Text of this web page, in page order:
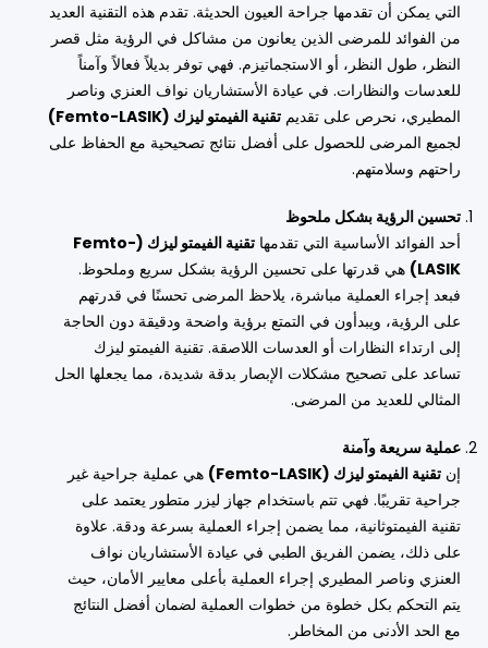
التي يمكن أن تقدمها جراحة العيون الحديثة. تقدم هذه التقنية العديد
من الفوائد للمرضى الذين يعانون من مشاكل في الرؤية مثل قصر
النظر، طول النظر، أو الاستجماتيزم. فهي توفر بديلاً فعالاً وآمناً
للعدسات والنظارات. في عيادة الأستشاريان نواف العنزي وناصر
المطيري، نحرص على تقديم تقنية الفيمتو ليزك (Femto-LASIK)
لجميع المرضى للحصول على أفضل نتائج تصحيحية مع الحفاظ على
راحتهم وسلامتهم.
تحسين الرؤية بشكل ملحوظ
أحد الفوائد الأساسية التي تقدمها
تقنية الفيمتو ليزك (Femto-
LASIK) هي قدرتها على تحسين الرؤية بشكل سريع وملحوظ.
فبعد إجراء العملية مباشرة، يلاحظ المرضى تحسنًا في قدرتهم
على الرؤية، ويبدأون في التمتع برؤية واضحة ودقيقة دون الحاجة
إلى ارتداء النظارات أو العدسات اللاصقة. تقنية الفيمتو ليزك
تساعد على تصحيح مشكلات الإبصار بدقة شديدة، مما يجعلها الحل
المثالي للعديد من المرضى.
عملية سريعة وآمنة
إن تقنية الفيمتو ليزك (Femto-LASIK)
هي عملية جراحية غير
جراحية تقريبًا. فهي تتم باستخدام جهاز ليزر متطور يعتمد على
تقنية الفيمتوثانية، مما يضمن إجراء العملية بسرعة ودقة. علاوة
على ذلك، يضمن الفريق الطبي في عيادة الأستشاريان نواف
العنزي وناصر المطيري إجراء العملية بأعلى معايير الأمان، حيث
يتم التحكم بكل خطوة من خطوات العملية لضمان أفضل النتائج
مع الحد الأدنى من المخاطر.